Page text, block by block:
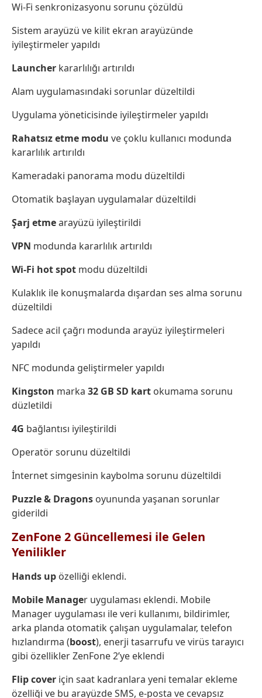
Wi-Fi senkronizasyonu sorunu çözüldü
Sistem arayüzü ve kilit ekran arayüzünde
iyileştirmeler yapıldı
Launcher kararlılığı artırıldı
Alam uygulamasındaki sorunlar düzeltildi
Uygulama yöneticisinde iyileştirmeler yapıldı
Rahatsızetme modu ve çoklu kullanıcı modunda
kararlılık artırıldı
Kameradaki panorama modu düzeltildi
Otomatik başlayan uygulamalar düzeltildi
Şarj etmearayüzü iyileştirildi
VPN modunda kararlılık artırıldı
Wi-Fi hot spot modu düzeltildi
Kulaklık ile konuşmalarda dışardan ses alma sorunu
düzeltildi
Sadece acil çağrı modunda arayüz iyileştirmeleri
yapıldı
NFC modunda geliştirmeler yapıldı
Kingston marka 32 GB SD kart okumama sorunu
düzletildi
4G bağlantısı iyileştirildi
Operatör sorunu düzeltildi
İnternet simgesinin kaybolma sorunu düzeltildi
Puzzle & Dragons oyununda yaşanan sorunlar
giderildi
ZenFone 2 Güncellemesi ile Gelen
Yenilikler
Hands up özelliği eklendi.
Mobile Manager uygulaması eklendi. Mobile
Manager uygulaması ile veri kullanımı, bildirimler,
arka planda otomatik çalışan uygulamalar, telefon
hızlandırma (boost), enerji tasarrufu ve virüs tarayıcı
gibi özellikler ZenFone 2’ye eklendi
Flip cover için saat kadranlara yeni temalar ekleme
özelliği ve bu arayüzde SMS, e-posta ve cevapsız